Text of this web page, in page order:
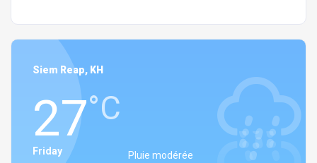
Siem Reap, KH
27°C
Pluie modérée
Friday